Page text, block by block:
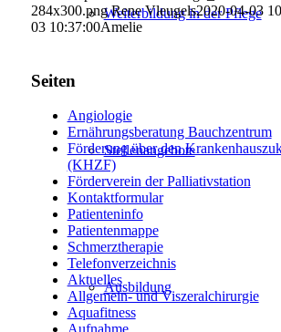
Weiterbildung in der Pflege
Stellenangebote
Ausbildung
284x300.png Rene Vleugels2020-04-03
03 10:37:00Amelie
Seiten
Angiologie
Ernährungsberatung Bauchzentrum
Förderung über den
(KHZF)
Förderverein der Palliativstation
Kontaktformular
Patienteninfo
Patientenmappe
Schmerztherapie
Telefonverzeichnis
Aktuelles
Allgemein- und Viszeralchirurgie
Aquafitness